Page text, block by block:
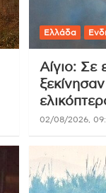
Ελλάδα
Αίγιο: Σε
02/08/2026,